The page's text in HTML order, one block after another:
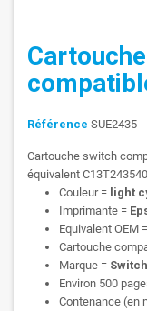
Référence SUE2435
Cartouche switch
équivalent
Couleur = light
Imprimante =
Equivalent OEM =
Cartouche
Marque = Switch
Environ 500
Contenance (en